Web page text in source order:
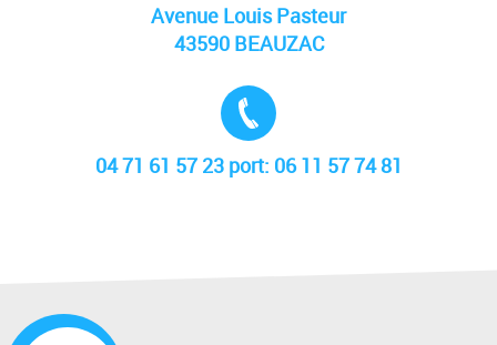
Avenue Louis Pasteur
43590 BEAUZAC
04 71 61 57 23 port: 06 11 57 74 81